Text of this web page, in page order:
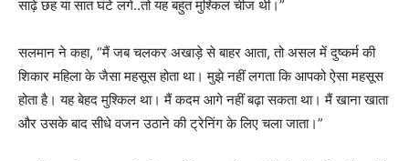
साढ़े छह या सात घंटे लगे..तो यह बहुत मुश्किल चीज थी।”
सलमान ने कहा, “मैं जब चलकर अखाड़े से बाहर आता, तो असल में दुष्कर्म की
शिकार महिला के जैसा महसूस होता था। मुझे नहीं लगता कि आपको ऐसा महसूस
होता है। यह बेहद मुश्किल था। मैं कदम आगे नहीं बढ़ा सकता था। मैं खाना खाता
और उसके बाद सीधे वजन उठाने की ट्रेनिंग के लिए चला जाता।”